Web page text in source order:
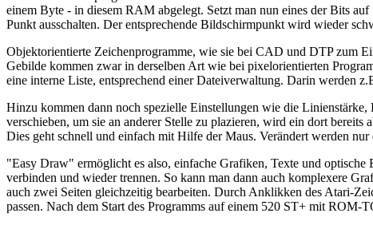
einem Byte - in diesem RAM abgelegt. Setzt man nun eines der Bits
Punkt ausschalten. Der entsprechende Bildschirmpunkt wird wieder
Objektorientierte Zeichenprogramme, wie sie bei CAD und DTP zum
Gebilde kommen zwar in derselben Art wie bei pixelorientierten
eine interne Liste, entsprechend einer Dateiverwaltung. Darin werden
Hinzu kommen dann noch spezielle Einstellungen wie die
verschieben, um sie an anderer Stelle zu plazieren, wird ein dort
Dies geht schnell und einfach mit Hilfe der Maus. Verändert werden
"Easy Draw" ermöglicht es also, einfache Grafiken, Texte und
verbinden und wieder trennen. So kann man dann auch komplexere
auch zwei Seiten gleichzeitig bearbeiten. Durch Anklikken des Atari-
passen. Nach dem Start des Programms auf einem 520 ST+ mit ROM-